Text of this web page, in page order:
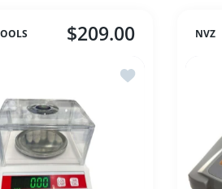
NVZ Karat Terazisi 3kg/
NVZ Karat Terazisi 3kg/0.01gr Default
$209.00
İstek listesine
NVZ